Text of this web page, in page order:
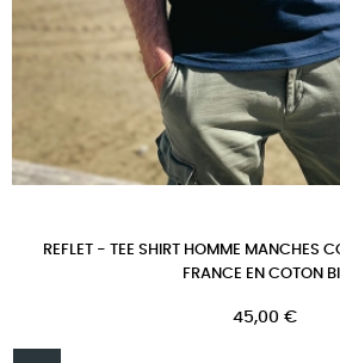
REFLET - TEE SHIRT HOMME MANCHES
FRANCE EN COTON
Prix
45,00 €